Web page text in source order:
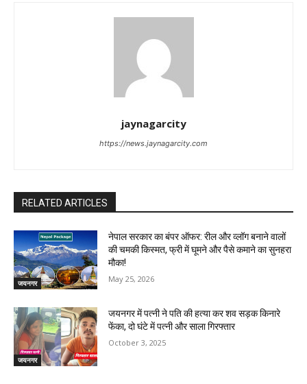
jaynagarcity
https://news.jaynagarcity.com
RELATED ARTICLES
जयनगर
नेपाल सरकार का बंपर ऑफर: रील और व्लॉग बनाने वालों
की चमकी किस्मत, फ्री में घूमने और पैसे कमाने का सुनहरा
मौका!
May 25, 2026
जयनगर
जयनगर में पत्नी ने पति की हत्या कर शव सड़क किनारे
फेंका, दो घंटे में पत्नी और साला गिरफ्तार
October 3, 2025